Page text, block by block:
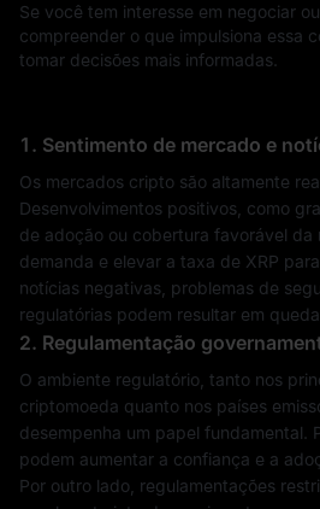
Se você tem interesse em negociar
compreender o que impulsiona essa
tomar decisões mais informadas.
1. Sentimento de mercado e
Os mercados cripto são altamente
Desenvolvimentos positivos, como
de adoção ou cobertura favorável da
demanda e elevar a taxa de XRP
notícias negativas, problemas de
regulatórias podem resultar em
2. Regulamentação
O ambiente regulatório, tanto nos
criptomoeda quanto nos países
desempenha um papel fundamental.
podem aumentar a confiança e a
Por outro lado, regulamentações